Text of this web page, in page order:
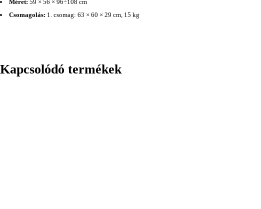
Méret: 59 × 56 × 96÷108 cm
Csomagolás: 1. csomag: 63 × 60 × 29 cm, 15 kg
Kapcsolódó termékek